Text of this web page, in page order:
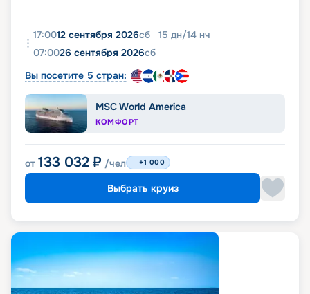
17:0012 сентября 2026сб 15 дн/14 нч
07:0026 сентября 2026сб
Вы посетите 5 стран:
MSC World America
КОМФОРТ
от 133 032 ₽ /чел +1 000
Выбрать круиз